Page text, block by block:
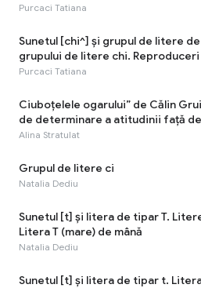
Purcaci Tatiana
Sunetul [chi^] şi grupul de litere
grupului de litere chi.
fragmente din texte. Faptele
Purcaci Tatiana
Ciuboțelele ogarului” de Călin
de determinare a atitudinii faţă
personajelor
Alina Stratulat
Grupul de litere ci
Natalia Dediu
Sunetul [t] şi litera de tipar T.
Litera T (mare) de mână
Natalia Dediu
Sunetul [t] şi litera de tipar t.